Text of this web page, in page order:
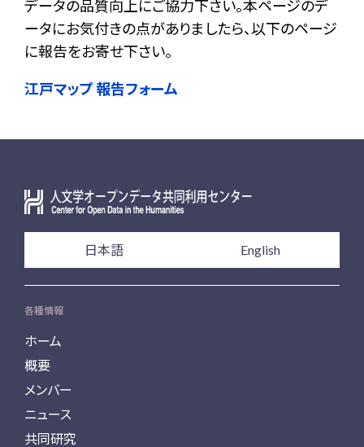
データの品質向上にご協力下さい。本ページのデ
ータにお気付きの点がありましたら、以下のページ
に報告をお寄せ下さい。
江戸マップ 報告フォーム
日本語 English
各種情報
ホーム
概要
メンバー
ニュース
共同研究